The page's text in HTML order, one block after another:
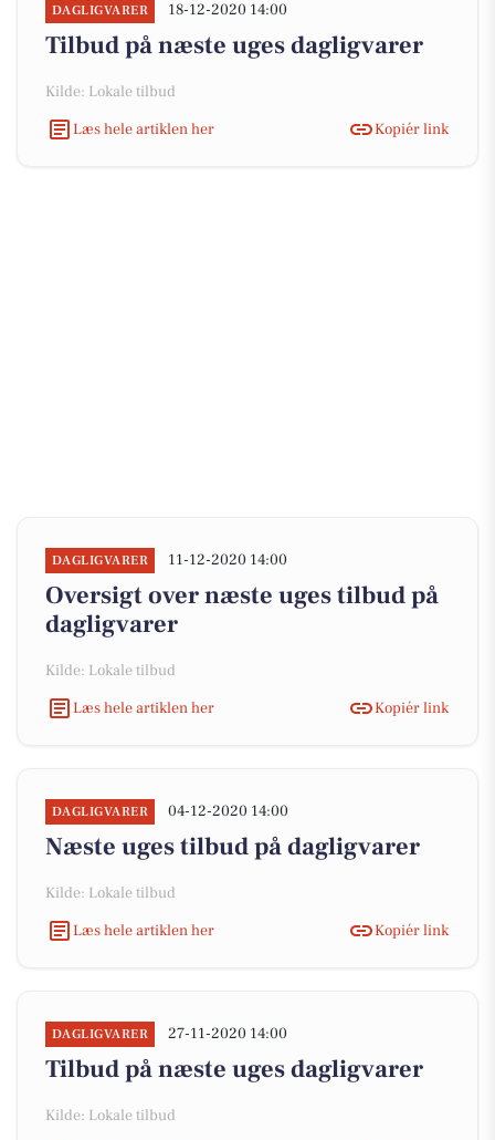
DAGLIGVARER 18-12-2020 14:00
Tilbud på næste uges dagligvarer
Kilde: Lokale tilbud
Læs hele artiklen her
Kopiér link
DAGLIGVARER 11-12-2020 14:00
Oversigt over næste uges tilbud på
dagligvarer
Kilde: Lokale tilbud
Læs hele artiklen her
Kopiér link
DAGLIGVARER 04-12-2020 14:00
Næste uges tilbud på dagligvarer
Kilde: Lokale tilbud
Læs hele artiklen her
Kopiér link
DAGLIGVARER 27-11-2020 14:00
Tilbud på næste uges dagligvarer
Kilde: Lokale tilbud